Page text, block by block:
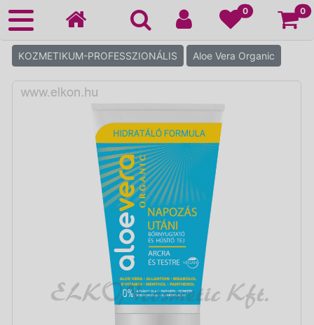
0 0
KOZMETIKUM-PROFESSZIONÁLIS Aloe Vera Organic